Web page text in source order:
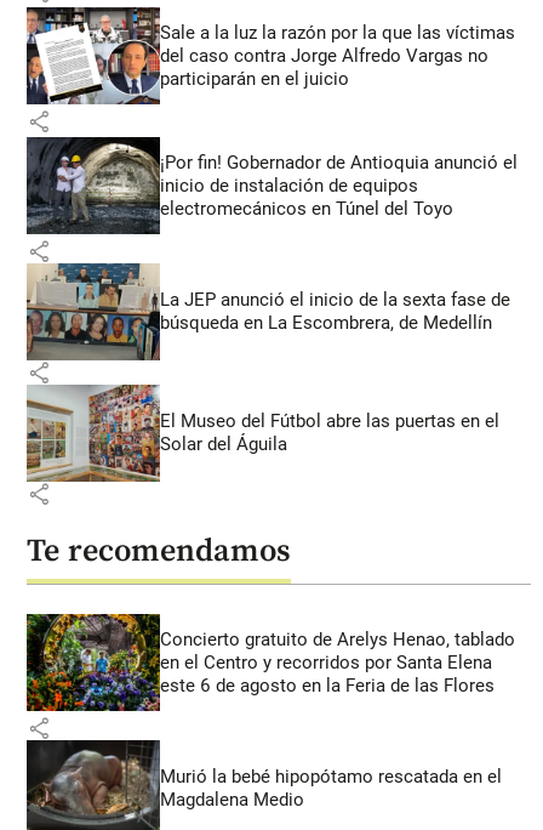
Sale a la luz la razón por la que las víctimas
del caso contra Jorge Alfredo Vargas no
participarán en el juicio
share
¡Por fin! Gobernador de Antioquia anunció el
inicio de instalación de equipos
electromecánicos en Túnel del Toyo
share
La JEP anunció el inicio de la sexta fase de
búsqueda en La Escombrera, de Medellín
share
El Museo del Fútbol abre las puertas en el
Solar del Águila
share
Te recomendamos
Concierto gratuito de Arelys Henao, tablado
en el Centro y recorridos por Santa Elena
este 6 de agosto en la Feria de las Flores
share
Murió la bebé hipopótamo rescatada en el
Magdalena Medio